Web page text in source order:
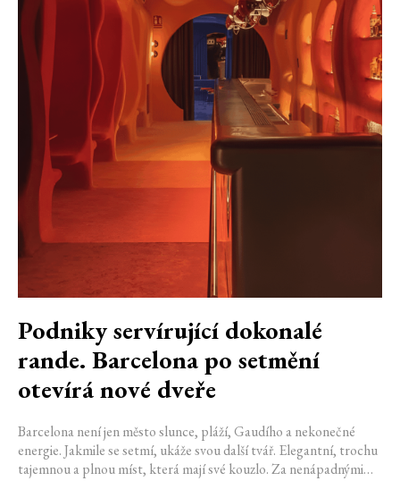
Podniky servírující dokonalé
rande. Barcelona po setmění
otevírá nové dveře
Barcelona není jen město slunce, pláží, Gaudího a nekonečné
energie. Jakmile se setmí, ukáže svou další tvář. Elegantní, trochu
tajemnou a plnou míst, která mají své kouzlo. Za nenápadnými